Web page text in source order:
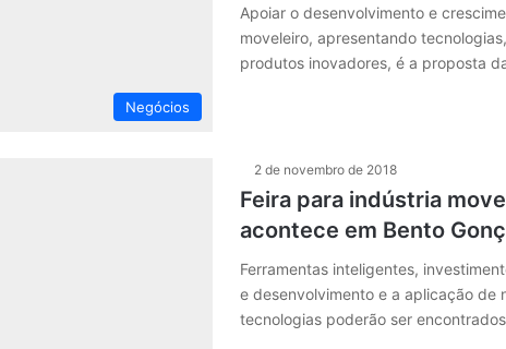
Negócios
Apoiar o desenvolvimento e
moveleiro, apresentando
produtos inovadores, é a proposta
2 de novembro de 2018
Feira para indústria
acontece em Bento
Ferramentas inteligentes,
e desenvolvimento e a aplicação de
tecnologias poderão ser